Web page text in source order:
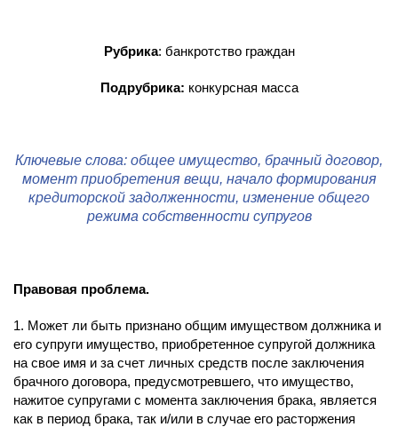
Рубрика: банкротство граждан
Подрубрика: конкурсная масса
Ключевые слова: общее имущество, брачный договор,
момент приобретения вещи, начало формирования
кредиторской задолженности, изменение общего
режима собственности супругов
Правовая проблема.
1. Может ли быть признано общим имуществом должника и
его супруги имущество, приобретенное супругой должника
на свое имя и за счет личных средств после заключения
брачного договора, предусмотревшего, что имущество,
нажитое супругами с момента заключения брака, является
как в период брака, так и/или в случае его расторжения